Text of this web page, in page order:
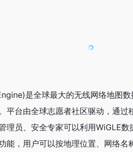
是全球最大的无线网络地图数
平台由全球志愿者社区驱动，通过
理员、安全专家可以利用WiGLE
能，用户可以按地理位置、网络名